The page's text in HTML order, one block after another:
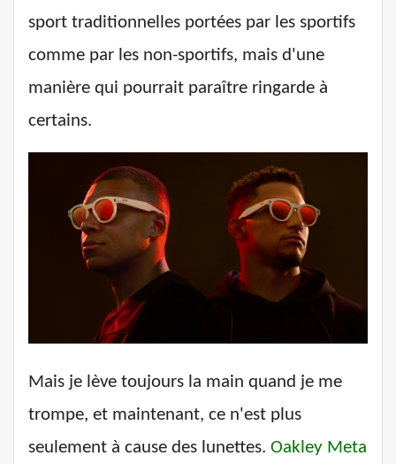
sport traditionnelles portées par les sportifs
comme par les non-sportifs, mais d'une
manière qui pourrait paraître ringarde à
certains.
Mais je lève toujours la main quand je me
trompe, et maintenant, ce n'est plus
seulement à cause des lunettes. Oakley Meta